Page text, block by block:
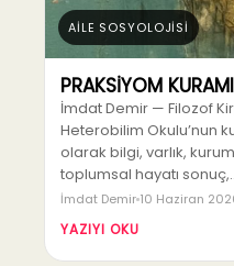
AİLE SOSYOLOJİSİ
PRAKSİYOM KURAMI
İmdat Demir — Filozof
Heterobilim Okulu’nun
olarak bilgi, varlık,
toplumsal hayatı
İmdat Demir 10 Haziran
YAZIYI OKU